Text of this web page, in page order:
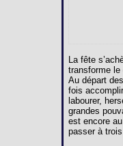
La fête
transforme le
Au départ
fois
labourer,
grandes
est encore
passer à